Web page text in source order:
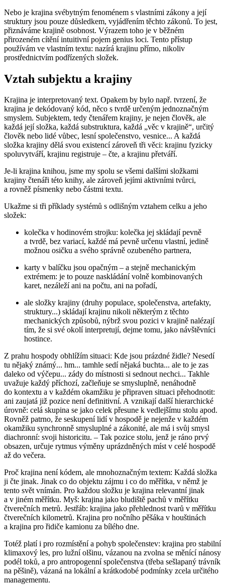
Nebo je krajina svébytným fenoménem s vlastními zákony a její
struktury jsou pouze důsledkem, vyjádřením těchto zákonů. To jest,
přiznáváme krajině osobnost. Výrazem toho je v běžném
přirozeném cítění intuitivní pojem genius loci. Tento přístup
používám ve vlastním textu: nazírá krajinu přímo, nikoliv
prostřednictvím podřízených složek.
Vztah subjektu a krajiny
Krajina je interpretovaný text. Opakem by bylo např. tvrzení, že
krajina je dekódovaný kód, něco s tvrdě určeným jednoznačným
smyslem. Subjektem, tedy čtenářem krajiny, je nejen člověk, ale
každá její složka, každá substruktura, každá „věc v krajině“, určitý
člověk nebo lidé vůbec, lesní společenstvo, vesnice... A každá
složka krajiny dělá svou existencí zároveň tři věci: krajinu fyzicky
spoluvytváří, krajinu registruje – čte, a krajinu přetváří.
Je-li krajina knihou, jsme my spolu se všemi dalšími složkami
krajiny čtenáři této knihy, ale zároveň jejími aktivními tvůrci,
a rovněž písmenky nebo částmi textu.
Ukažme si tři příklady systémů s odlišným vztahem celku a jeho
složek:
kolečka v hodinovém strojku: kolečka jej skládají pevně
a tvrdě, bez variací, každé má pevně určenu vlastní, jedině
možnou osičku a svého správně ozubeného partnera,
karty v balíčku jsou opačným – a stejně mechanickým
extrémem: je to pouze naskládání volně kombinovaných
karet, nezáleží ani na počtu, ani na pořadí,
ale složky krajiny (druhy populace, společenstva, artefakty,
struktury...) skládají krajinu nikoli některým z těchto
mechanických způsobů, nýbrž svou pozici v krajině nalézají
tím, že si své okolí interpretují, dejme tomu, jako návštěvníci
hostince.
Z prahu hospody obhlížím situaci: Kde jsou prázdné židle? Nesedí
tu nějaký známý... hm... tamhle sedí nějaká buchta... ale to je zas
daleko od výčepu... zády do místnosti si sednout nechci... Takhle
uvažuje každý příchozí, začleňuje se smysluplně, nenáhodně
do kontextu a v každém okamžiku je připraven situaci přehodnotit:
ani zaujatá již pozice není definitivní. A vznikají další hierarchické
úrovně: celá skupina se jako celek přesune k vedlejšímu stolu apod.
Rovněž patrno, že seskupení lidí v hospodě je nejenže v každém
okamžiku synchronně smysluplné a zákonité, ale má i svůj smysl
diachronní: svoji historicitu. – Tak pozice stolu, jenž je ráno prvý
obsazen, určuje rytmus výměny uprázdněných míst v celé hospodě
až do večera.
Proč krajina není kódem, ale mnohoznačným textem: Každá složka
ji čte jinak. Jinak co do objektu zájmu i co do měřítka, v němž je
tento svět vnímán. Pro každou složku je krajina relevantní jinak
a v jiném měřítku. Myš: krajina jako bludiště pachů v měřítku
čtverečních metrů. Jestřáb: krajina jako přehlednost tvarů v měřítku
čtverečních kilometrů. Krajina pro nočního pěšáka v houštinách
a krajina pro řidiče kamionu za bílého dne.
Totéž platí i pro rozmístění a pohyb společenstev: krajina pro stabilní
klimaxový les, pro lužní olšinu, vázanou na zvolna se měnící nánosy
podél toků, a pro antropogenní společenstva (třeba sešlapaný trávník
na pěšině), vázaná na lokální a krátkodobé podmínky zcela určitého
managementu.